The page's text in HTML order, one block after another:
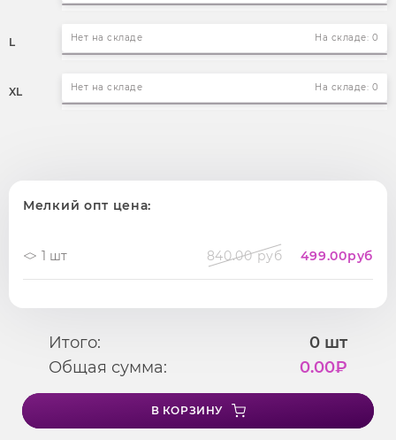
L Нет на складе На складе: 0
XL Нет на складе На складе: 0
Мелкий опт цена:
1 шт 840.00 руб 499.00руб
Итого: 0 шт
Общая сумма:
0.00₽
В КОРЗИНУ